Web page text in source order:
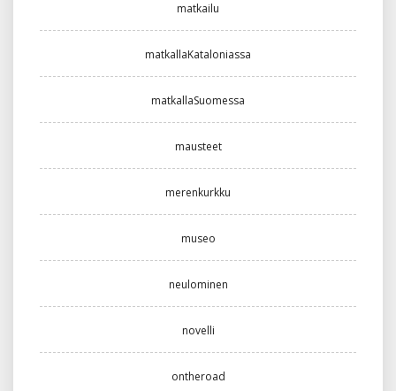
matkailu
matkallaKataloniassa
matkallaSuomessa
mausteet
merenkurkku
museo
neulominen
novelli
ontheroad